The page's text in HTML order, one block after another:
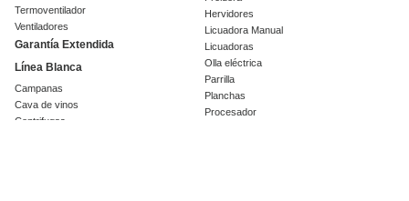
Termoventilador
Ventiladores
Garantía Extendida
Línea Blanca
Campanas
Cava de vinos
Centrifugas
Hervidores
Licuadora Manual
Licuadoras
Olla eléctrica
Parrilla
Planchas
Procesador